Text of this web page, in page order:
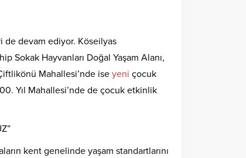
devam ediyor. Köseilyas
Sokak Hayvanları Doğal Yaşam Alanı,
Mahallesi’nde ise yeni çocuk
Yıl Mahallesi’nde de çocuk etkinlik
kent genelinde yaşam standartlarını